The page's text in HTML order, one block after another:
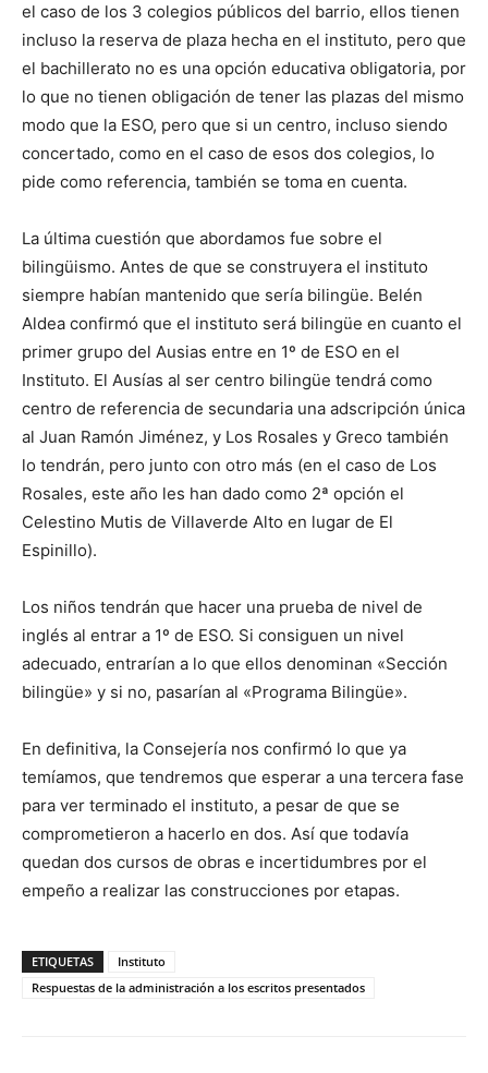
el caso de los 3 colegios públicos del barrio, ellos tienen
incluso la reserva de plaza hecha en el instituto, pero que
el bachillerato no es una opción educativa obligatoria, por
lo que no tienen obligación de tener las plazas del mismo
modo que la ESO, pero que si un centro, incluso siendo
concertado, como en el caso de esos dos colegios, lo
pide como referencia, también se toma en cuenta.
La última cuestión que abordamos fue sobre el
bilingüismo. Antes de que se construyera el instituto
siempre habían mantenido que sería bilingüe. Belén
Aldea confirmó que el instituto será bilingüe en cuanto el
primer grupo del Ausias entre en 1º de ESO en el
Instituto. El Ausías al ser centro bilingüe tendrá como
centro de referencia de secundaria una adscripción única
al Juan Ramón Jiménez, y Los Rosales y Greco también
lo tendrán, pero junto con otro más (en el caso de Los
Rosales, este año les han dado como 2ª opción el
Celestino Mutis de Villaverde Alto en lugar de El
Espinillo).
Los niños tendrán que hacer una prueba de nivel de
inglés al entrar a 1º de ESO. Si consiguen un nivel
adecuado, entrarían a lo que ellos denominan «Sección
bilingüe» y si no, pasarían al «Programa Bilingüe».
En definitiva, la Consejería nos confirmó lo que ya
temíamos, que tendremos que esperar a una tercera fase
para ver terminado el instituto, a pesar de que se
comprometieron a hacerlo en dos. Así que todavía
quedan dos cursos de obras e incertidumbres por el
empeño a realizar las construcciones por etapas.
ETIQUETAS
Instituto
Respuestas de la administración a los escritos presentados